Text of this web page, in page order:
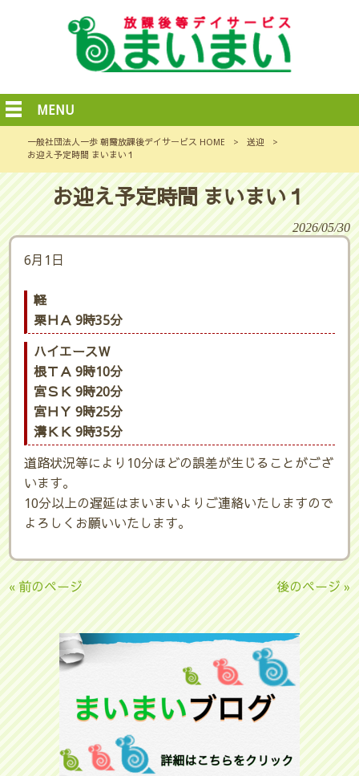
MENU
一般社団法人一歩 朝霞放課後デイサービス HOME > 送迎
>
お迎え予定時間 まいまい１
お迎え予定時間 まいまい１
2026/05/30
6月1日
軽
栗ＨＡ 9時35分
ハイエースＷ
根ＴＡ 9時10分
宮ＳＫ 9時20分
宮ＨＹ 9時25分
溝ＫＫ 9時35分
道路状況等により10分ほどの誤差が生じることがござ
います。
10分以上の遅延はまいまいよりご連絡いたしますので
よろしくお願いいたします。
« 前のページ 後のページ »